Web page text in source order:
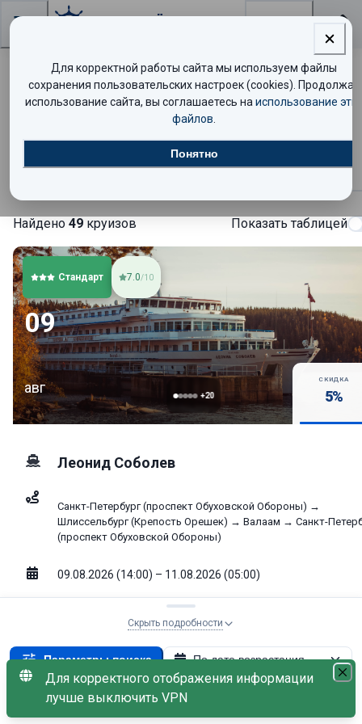
Теплоход «Леонид Соболев» —
расписание круизов и цены
Скрыть подробности
Параметры поиска По дате возрастания
С наличием мест Теплоход: Леонид Соболев
Найдено 49 круизов Показать таблицей
+20
СКИДКА
5%
Стандарт 7.0/10
09
авг
Леонид Соболев
Санкт-Петербург (проспект Обуховской Обороны) →
Шлиссельбург (Крепость Орешек) → Валаам → Санкт-
(проспект Обуховской Обороны)
09.08.2026 (14:00) – 11.08.2026 (05:00)
от 24 605
без скидки 25 900 ₽
Выбрать
Свободно:
Для корректной работы сайта мы используем файлы
сохранения пользовательских настроек (cookies). Продолжая
использование сайта, вы соглашаетесь на использование
файлов
Понятно
Для корректного отображения информации
лучше выключить VPN